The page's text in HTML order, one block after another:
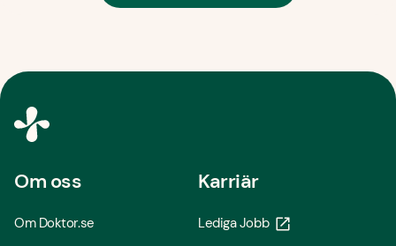
Om oss
Om Doktor.se
Karriär
Lediga Jobb